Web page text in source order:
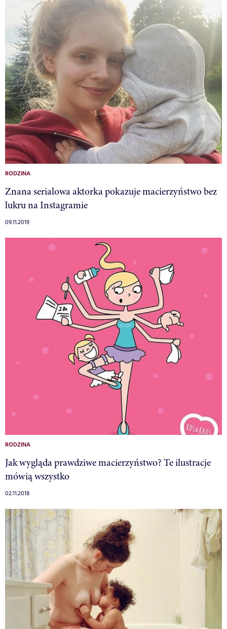
RODZINA
Znana serialowa aktorka pokazuje macierzyństwo bez
lukru na Instagramie
09.11.2019
RODZINA
Jak wygląda prawdziwe macierzyństwo? Te ilustracje
mówią wszystko
02.11.2018